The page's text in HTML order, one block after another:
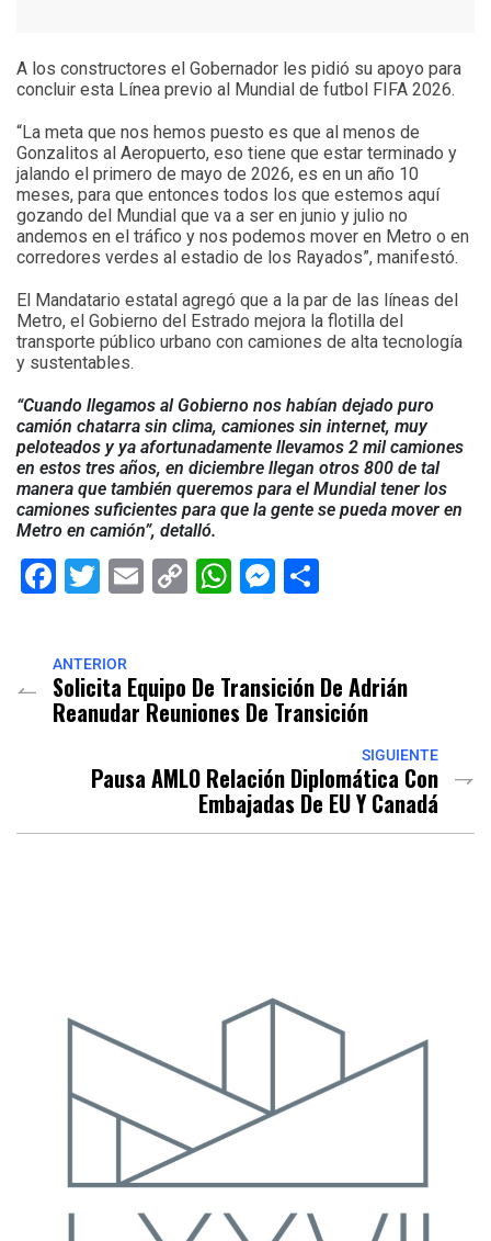
A los constructores el Gobernador les pidió su apoyo para
concluir esta Línea previo al Mundial de futbol FIFA 2026.
“La meta que nos hemos puesto es que al menos de
Gonzalitos al Aeropuerto, eso tiene que estar terminado y
jalando el primero de mayo de 2026, es en un año 10
meses, para que entonces todos los que estemos aquí
gozando del Mundial que va a ser en junio y julio no
andemos en el tráfico y nos podemos mover en Metro o en
corredores verdes al estadio de los Rayados”, manifestó.
El Mandatario estatal agregó que a la par de las líneas del
Metro, el Gobierno del Estrado mejora la flotilla del
transporte público urbano con camiones de alta tecnología
y sustentables.
“Cuando llegamos al Gobierno nos habían dejado puro
camión chatarra sin clima, camiones sin internet, muy
peloteados y ya afortunadamente llevamos 2 mil camiones
en estos tres años, en diciembre llegan otros 800 de tal
manera que también queremos para el Mundial tener los
camiones suficientes para que la gente se pueda mover en
Metro en camión”, detalló.
Facebook
Twitter
EmailCopyWhatsApp
Messenger
ANTERIOR
Solicita Equipo De Transición De Adrián
Reanudar Reuniones De Transición
SIGUIENTE
Pausa AMLO Relación Diplomática Con
Embajadas De EU Y Canadá